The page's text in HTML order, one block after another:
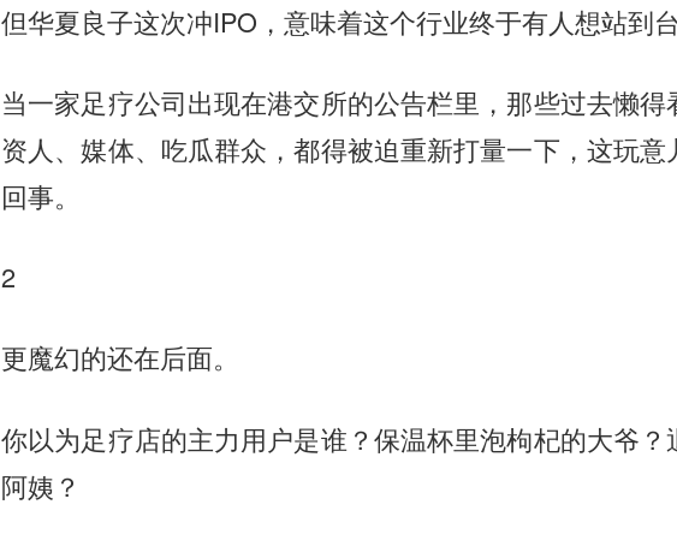
但华夏良子这次冲IPO，意味着这个行业终于有人想站到台
当一家足疗公司出现在港交所的公告栏里，那些过去懒得
资人、媒体、吃瓜群众，都得被迫重新打量一下，这玩意
回事。
2
更魔幻的还在后面。
你以为足疗店的主力用户是谁？保温杯里泡枸杞的大爷？
阿姨？